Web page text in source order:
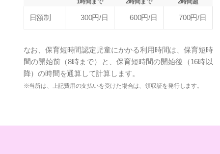
1時間まで 2時間まで 2時間超
日額制 300円/日 600円/日 700円/日
なお、保育短時間認定児童にかかる利用時間は、保育短時
間の開始前（8時まで）と、保育短時間の開始後（16時以
降）の時間を通算して計算します。
※当所は、上記費用の支払いを受けた場合は、領収証を発行します。